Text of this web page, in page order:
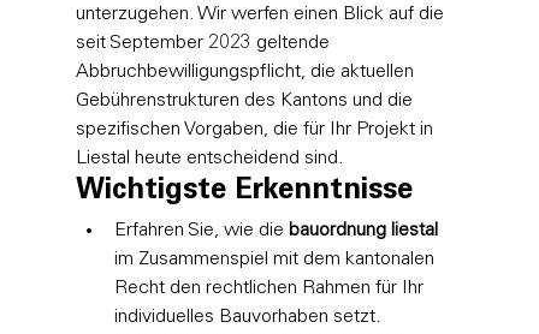
unterzugehen. Wir werfen einen Blick auf die
seit September 2023 geltende
Abbruchbewilligungspflicht, die aktuellen
Gebührenstrukturen des Kantons und die
spezifischen Vorgaben, die für Ihr Projekt in
Liestal heute entscheidend sind.
Wichtigste Erkenntnisse
Erfahren Sie, wie die bauordnung liestal
im Zusammenspiel mit dem kantonalen
Recht den rechtlichen Rahmen für Ihr
individuelles Bauvorhaben setzt.